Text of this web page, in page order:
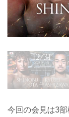
今回の会見は3